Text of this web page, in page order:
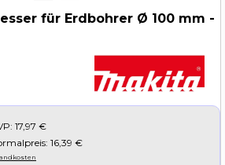
für Erdbohrer Ø 100 mm -
17,97 €
16,39 €